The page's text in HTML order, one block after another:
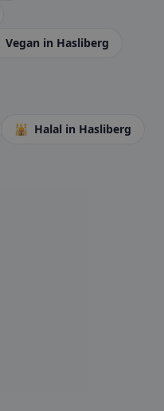
Vegan in Hasliberg
🕌 Halal in Hasliberg